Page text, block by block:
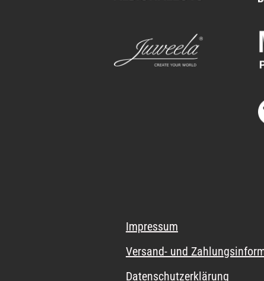
Impressum
Versand- und
Datenschutzerklärung